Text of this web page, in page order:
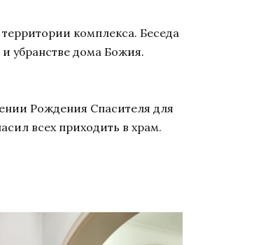
комплекса. Беседа
убранстве дома Божия.
Рождения Спасителя для
всех приходить в храм.